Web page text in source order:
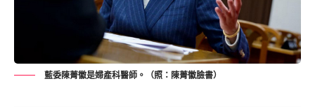
藍委陳菁徽是婦產科醫師。（照：陳菁徽臉書）